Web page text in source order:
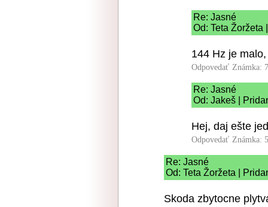
Re: Jasné
Od: Teta Žoržeta
144 Hz je
Odpovedať Známka:
Re: Jasné
Od: Jakeš |
Hej, daj ešte
Odpovedať Známka:
Re: Jasné
Od: Teta Žoržeta |
Skoda zbytocne